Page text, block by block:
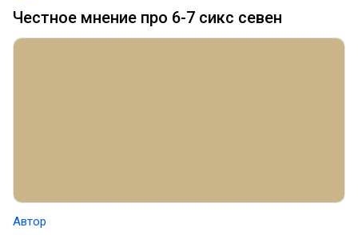
Честное мнение про 6-7 сикс севен
Автор